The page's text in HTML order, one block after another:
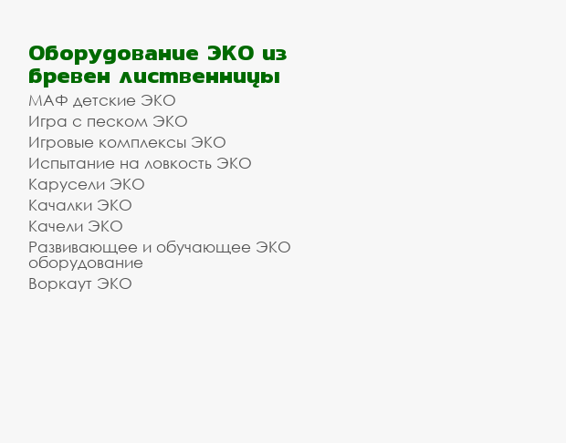
Оборудование ЭКО из
бревен лиственницы
МАФ детские ЭКО
Игра с песком ЭКО
Игровые комплексы ЭКО
Испытание на ловкость ЭКО
Карусели ЭКО
Качалки ЭКО
Качели ЭКО
Развивающее и обучающее ЭКО
оборудование
Воркаут ЭКО